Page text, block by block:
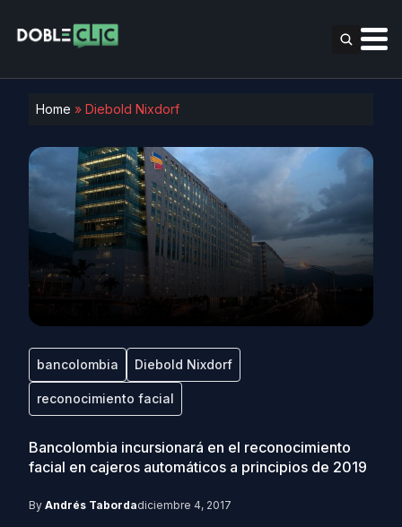
Home » Diebold Nixdorf
bancolombia Diebold Nixdorf
reconocimiento facial
Bancolombia incursionará en el reconocimiento
facial en cajeros automáticos a principios de 2019
By Andrés Tabordadiciembre 4, 2017